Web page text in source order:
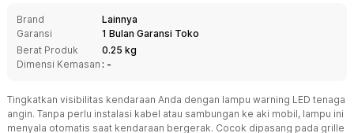
Brand
Lainnya
Garansi
1 Bulan Garansi Toko
Berat Produk
0.25 kg
Dimensi Kemasan : -
Tingkatkan visibilitas kendaraan Anda dengan lampu warning LED tenaga
angin. Tanpa perlu instalasi kabel atau sambungan ke aki mobil, lampu ini
menyala otomatis saat kendaraan bergerak. Cocok dipasang pada grille